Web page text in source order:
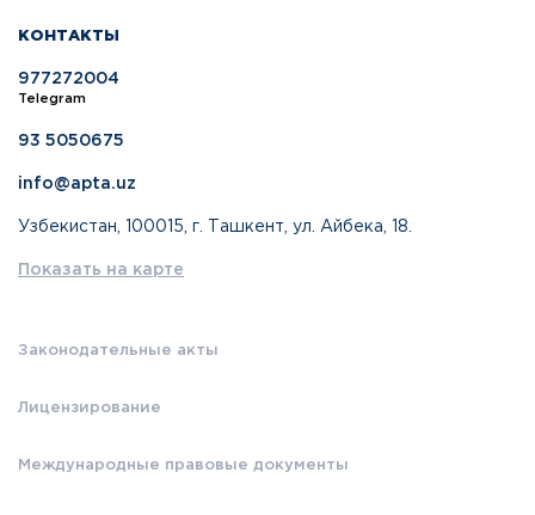
КОНТАКТЫ
977272004
Telegram
93 5050675
info@apta.uz
Узбекистан, 100015, г. Ташкент, ул. Айбека, 18.
Показать на карте
Законодательные акты
Лицензирование
Международные правовые документы